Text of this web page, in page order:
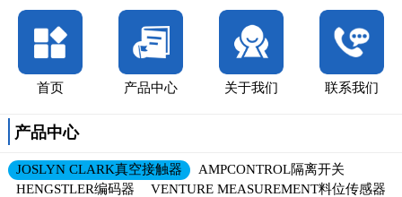
首页 产品中心 关于我们 联系我们
产品中心
JOSLYN CLARK真空接触器
AMPCONTROL隔离开关
HENGSTLER编码器
VENTURE MEASUREMENT料位传感器